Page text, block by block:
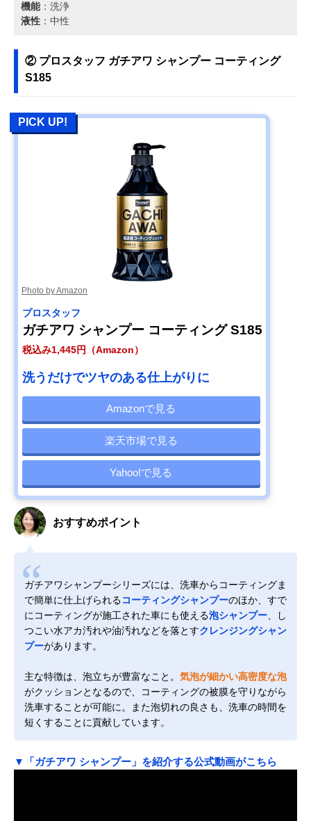
機能：洗浄
液性 ：中性
② プロスタッフ ガチアワ シャンプー コーティング
S185
PICK UP!
Photo by Amazon
プロスタッフ
ガチアワ シャンプー コーティング S185
税込み1,445円（Amazon）
洗うだけでツヤのある仕上がりに
Amazonで見る
楽天市場で見る
Yahoo!で見る
おすすめポイント
ガチアワシャンプーシリーズには、洗車からコーティングま
で簡単に仕上げられるコーティングシャンプーのほか、すで
にコーティングが施工された車にも使える泡シャンプー 、し
つこい水アカ汚れや油汚れなどを落とすクレンジングシャン
プーがあります。
主な特徴は、泡立ちが豊富なこと。 気泡が細かい高密度な泡
がクッションとなるので、コーティングの被膜を守りながら
洗車することが可能に。また泡切れの良さも、洗車の時間を
短くすることに貢献しています。
▼「ガチアワ シャンプー」を紹介する公式動画がこちら